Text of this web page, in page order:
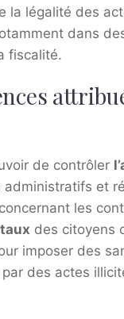
la légalité des
dans
fiscalité.
de contrôler
administratifs et
les
des citoyens
imposer des
des actes